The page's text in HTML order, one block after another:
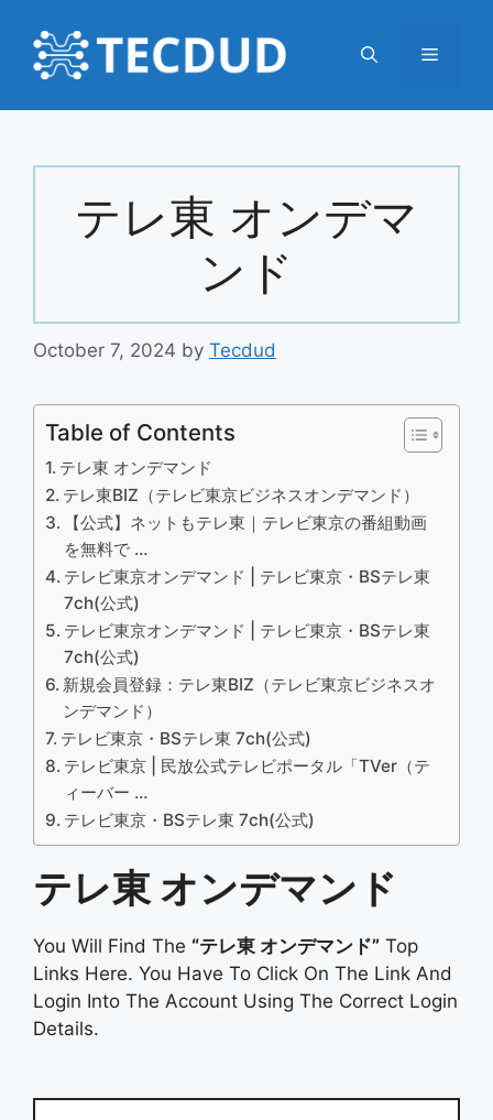
content
Menu
テレ東 オンデマ
ンド
October 7, 2024 by Tecdud
Table of Contents
テレ東 オンデマンド
テレ東BIZ（テレビ東京ビジネスオンデマンド）
【公式】ネットもテレ東｜テレビ東京の番組動画
を無料で …
テレビ東京オンデマンド | テレビ東京・BSテレ東
7ch(公式)
テレビ東京オンデマンド | テレビ東京・BSテレ東
7ch(公式)
新規会員登録：テレ東BIZ（テレビ東京ビジネスオ
ンデマンド）
テレビ東京・BSテレ東 7ch(公式)
テレビ東京 | 民放公式テレビポータル「TVer（テ
ィーバー …
テレビ東京・BSテレ東 7ch(公式)
テレ東 オンデマンド
You Will Find The “テレ東 オンデマンド” Top
Links Here. You Have To Click On The Link And
Login Into The Account Using The Correct Login
Details.